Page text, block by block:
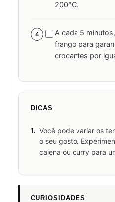
200°C.
4
A cada 5
frango para
crocantes por
DICAS
1. Você pode variar os
o seu gosto.
caiena ou curry para
CURIOSIDADES